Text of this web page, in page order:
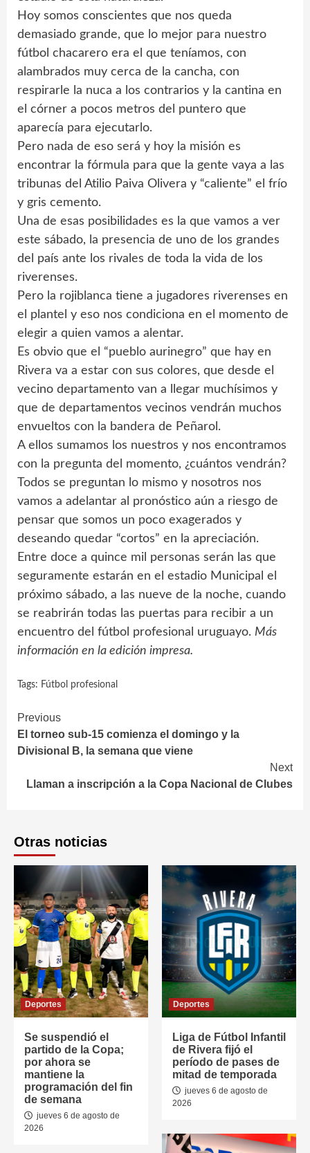
Hoy somos conscientes que nos queda
demasiado grande, que lo mejor para nuestro
fútbol chacarero era el que teníamos, con
alambrados muy cerca de la cancha, con
respirarle la nuca a los contrarios y la cantina en
el córner a pocos metros del puntero que
aparecía para ejecutarlo.
Pero nada de eso será y hoy la misión es
encontrar la fórmula para que la gente vaya a las
tribunas del Atilio Paiva Olivera y “caliente” el frío
y gris cemento.
Una de esas posibilidades es la que vamos a ver
este sábado, la presencia de uno de los grandes
del país ante los rivales de toda la vida de los
riverenses.
Pero la rojiblanca tiene a jugadores riverenses en
el plantel y eso nos condiciona en el momento de
elegir a quien vamos a alentar.
Es obvio que el “pueblo aurinegro” que hay en
Rivera va a estar con sus colores, que desde el
vecino departamento van a llegar muchísimos y
que de departamentos vecinos vendrán muchos
envueltos con la bandera de Peñarol.
A ellos sumamos los nuestros y nos encontramos
con la pregunta del momento, ¿cuántos vendrán?
Todos se preguntan lo mismo y nosotros nos
vamos a adelantar al pronóstico aún a riesgo de
pensar que somos un poco exagerados y
deseando quedar “cortos” en la apreciación.
Entre doce a quince mil personas serán las que
seguramente estarán en el estadio Municipal el
próximo sábado, a las nueve de la noche, cuando
se reabrirán todas las puertas para recibir a un
encuentro del fútbol profesional uruguayo. Más
información en la edición impresa.
Tags: Fútbol profesional
Continue
Reading
Previous
El torneo sub-15 comienza el domingo y la
Divisional B, la semana que viene
Next
Llaman a inscripción a la Copa Nacional de Clubes
Otras noticias
Deportes
Se suspendió el
partido de la Copa;
por ahora se
mantiene la
programación del fin
de semana
jueves 6 de agosto de
2026
Deportes
Liga de Fútbol Infantil
de Rivera fijó el
período de pases de
mitad de temporada
jueves 6 de agosto de
2026